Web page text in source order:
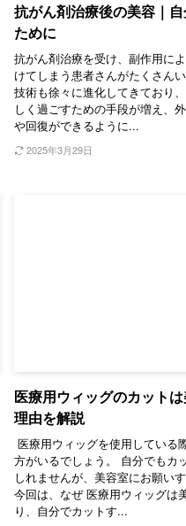
抗がん剤治療後の美容｜
ために
抗がん剤治療を受け、副作用に
けてしまう患者さんがたくさん
技術も徐々に進化してきており
しく過ごすための手段が増え、
や回復ができるように...
2025年3月29日
医療用ウィッグのカット
理由を解説
医療用ウィッグを使用している
方がいるでしょう。 自分でもカ
しれませんが、美容室にお願い
今回は、なぜ 医療用ウィッグは
り、自分でカットす...